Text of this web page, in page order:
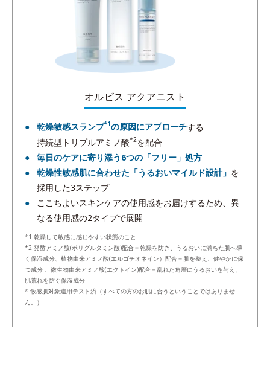
オルビス アクアニスト
乾燥敏感スランプ*1の原因にアプローチする
持続型トリプルアミノ酸*2を配合
毎日のケアに寄り添う6つの「フリー」処方
乾燥性敏感肌に合わせた「うるおいマイルド設計」 を
採用した3ステップ
ここちよいスキンケアの使用感をお届けするため、異
なる使用感の2タイプで展開
*1 乾燥して敏感に感じやすい状態のこと
*2 発酵アミノ酸(ポリグルタミン酸)配合＝乾燥を防ぎ、うるおいに満ちた肌へ導
く保湿成分、植物由来アミノ酸(エルゴチオネイン）配合＝肌を整え、健やかに保
つ成分 、微生物由来アミノ酸(エクトイン)配合＝乱れた角層にうるおいを与え、
肌荒れを防ぐ保湿成分
* 敏感肌対象連用テスト済（すべての方のお肌に合うということではありませ
ん。）